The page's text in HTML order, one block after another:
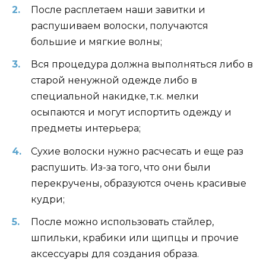
После расплетаем наши завитки и
распушиваем волоски, получаются
большие и мягкие волны;
Вся процедура должна выполняться либо в
старой ненужной одежде либо в
специальной накидке, т.к. мелки
осыпаются и могут испортить одежду и
предметы интерьера;
Сухие волоски нужно расчесать и еще раз
распушить. Из-за того, что они были
перекручены, образуются очень красивые
кудри;
После можно использовать стайлер,
шпильки, крабики или щипцы и прочие
аксессуары для создания образа.